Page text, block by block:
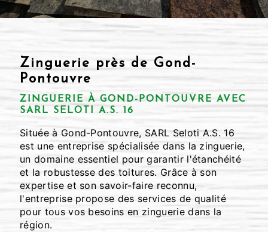
Zinguerie près de Gond-
Pontouvre
ZINGUERIE À GOND-PONTOUVRE AVEC
SARL SELOTI A.S. 16
Située à Gond-Pontouvre, SARL Seloti A.S. 16
est une entreprise spécialisée dans la zinguerie,
un domaine essentiel pour garantir l'étanchéité
et la robustesse des toitures. Grâce à son
expertise et son savoir-faire reconnu,
l'entreprise propose des services de qualité
pour tous vos besoins en zinguerie dans la
région.